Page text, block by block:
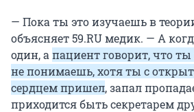
— Пока ты это изучаешь в
объясняет 59.RU медик. — А
один, а пациент говорит, что
не понимаешь, хотя ты с
сердцем пришел, запал
приходится быть секретарем